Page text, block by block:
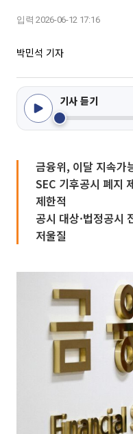
입력 2026-06-12 17:16
박민석 기자
기사 듣기
금융위, 이달 지속가
SEC 기후공시 폐지
제한적
공시 대상·법정공시
저울질